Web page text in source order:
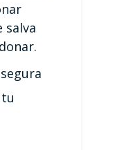
salva